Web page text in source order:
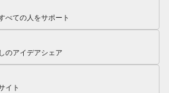
べての人をサポート
のアイデアシェア
イト